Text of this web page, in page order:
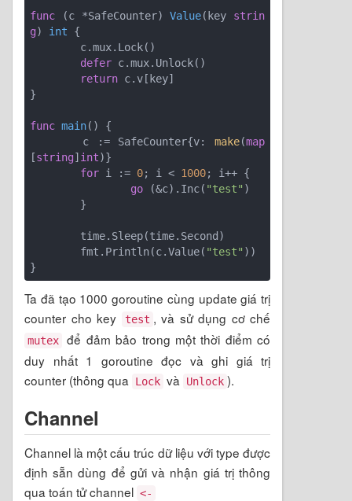
func (c *SafeCounter) Value(key strin
g) int {
defer c.mux.Unlock()
return c.v[key]
}
func main()
{
	c := SafeCounter{v:
make(map
[string] int)}
for i := 0; i < 1000; i++ {
go (&c).Inc( "test" )
	fmt.Println(c.Value(
"test" ))
Ta đã tạo 1000 goroutine cùng update giá trị
counter cho key
test , và sử dụng cơ chế
mutex
để đảm bảo trong một thời điểm có
duy nhất 1 goroutine đọc và ghi giá trị
counter (thông qua
Lock và Unlock ).
Channel
Channel là một cấu trúc dữ liệu với type được
định sẵn dùng để gửi và nhận giá trị thông
qua toán tử channel <-